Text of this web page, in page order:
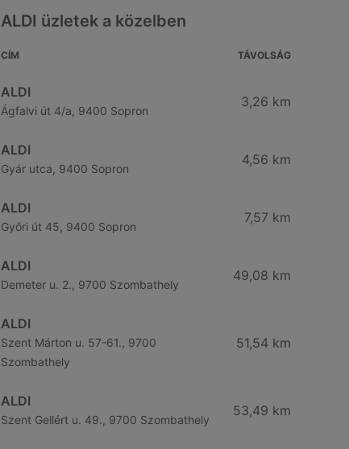
ALDI üzletek a közelben
CÍM TÁVOLSÁG
ALDI
Ágfalvi út 4/a, 9400 Sopron
3,26 km
ALDI
Gyár utca, 9400 Sopron
4,56 km
ALDI
Győri út 45, 9400 Sopron
7,57 km
ALDI
Demeter u. 2., 9700 Szombathely
49,08 km
ALDI
Szent Márton u. 57-61., 9700
Szombathely
51,54 km
ALDI
Szent Gellért u. 49., 9700 Szombathely
53,49 km